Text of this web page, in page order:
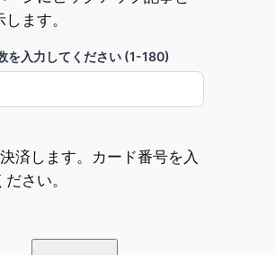
ます。
を入力してください (1-180)
済します。カード番号を入
さい。